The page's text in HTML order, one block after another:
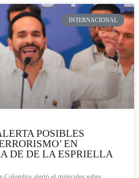
INTERNACIONAL
POSIBLES
EN
DE DE LA ESPRIELLA